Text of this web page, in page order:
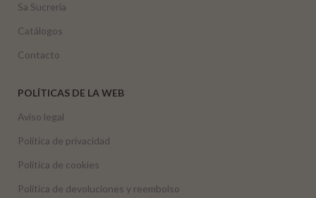
Sa Sucreria
Catálogos
Contacto
POLÍTICAS DE LA WEB
Aviso legal
Política de privacidad
Política de cookies
Política de devoluciones y reembolso